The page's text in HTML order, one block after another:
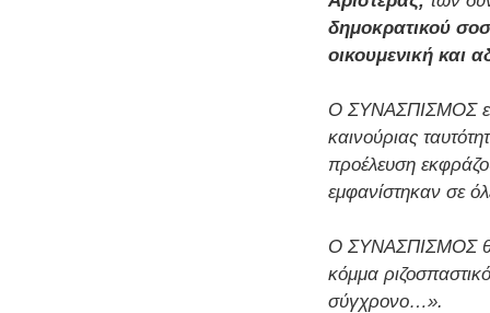
δημοκρατικού
οικουμενική και
Ο ΣΥΝΑΣΠΙΣΜΟΣ
καινούριας
προέλευση
εμφανίστηκαν σε
Ο ΣΥΝΑΣΠΙΣΜΟΣ
κόμμα
σύγχρονο…».